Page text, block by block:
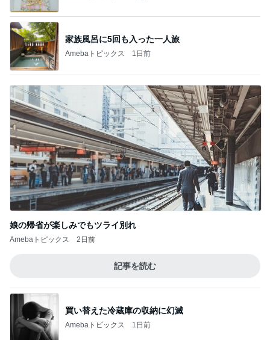
家族風呂に5回も入った一人旅
Amebaトピックス 1日前
娘の帰省が楽しみでもツライ別れ
Amebaトピックス 2日前
記事を読む
買い替えた冷蔵庫の収納に幻滅
Amebaトピックス 1日前